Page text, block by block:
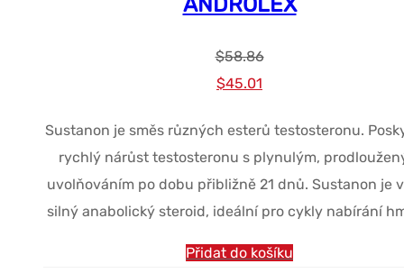
$58.86
Původní
byla:
$58.86.
$45.01
je:
$45.01.
Sustanon je směs různých esterů testosteronu.
rychlý nárůst testosteronu s plynulým,
uvolňováním po dobu přibližně 21 dnů. Sustanon je
silný anabolický steroid, ideální pro cykly nabírání
Přidat do košíku